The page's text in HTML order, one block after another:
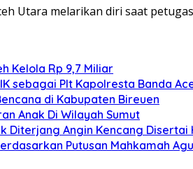
Utara melarikan diri saat
Kelola Rp 9,7 Miliar
sebagai Plt Kapolresta Banda
di Kabupaten Bireuen
Anak Di Wilayah Sumut
Diterjang Angin Kencang Disertai
Putusan Mahkamah